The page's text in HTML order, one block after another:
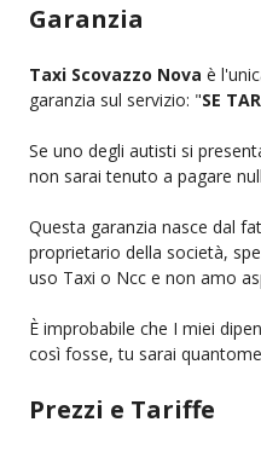
Garanzia
Taxi Scovazzo Nova è
garanzia sul servizio: "SE
Se uno degli autisti si
non sarai tenuto a pagare
Questa garanzia nasce dal
proprietario della società,
uso Taxi o Ncc e non amo
È improbabile che I miei
così fosse, tu sarai
Prezzi e Tariffe